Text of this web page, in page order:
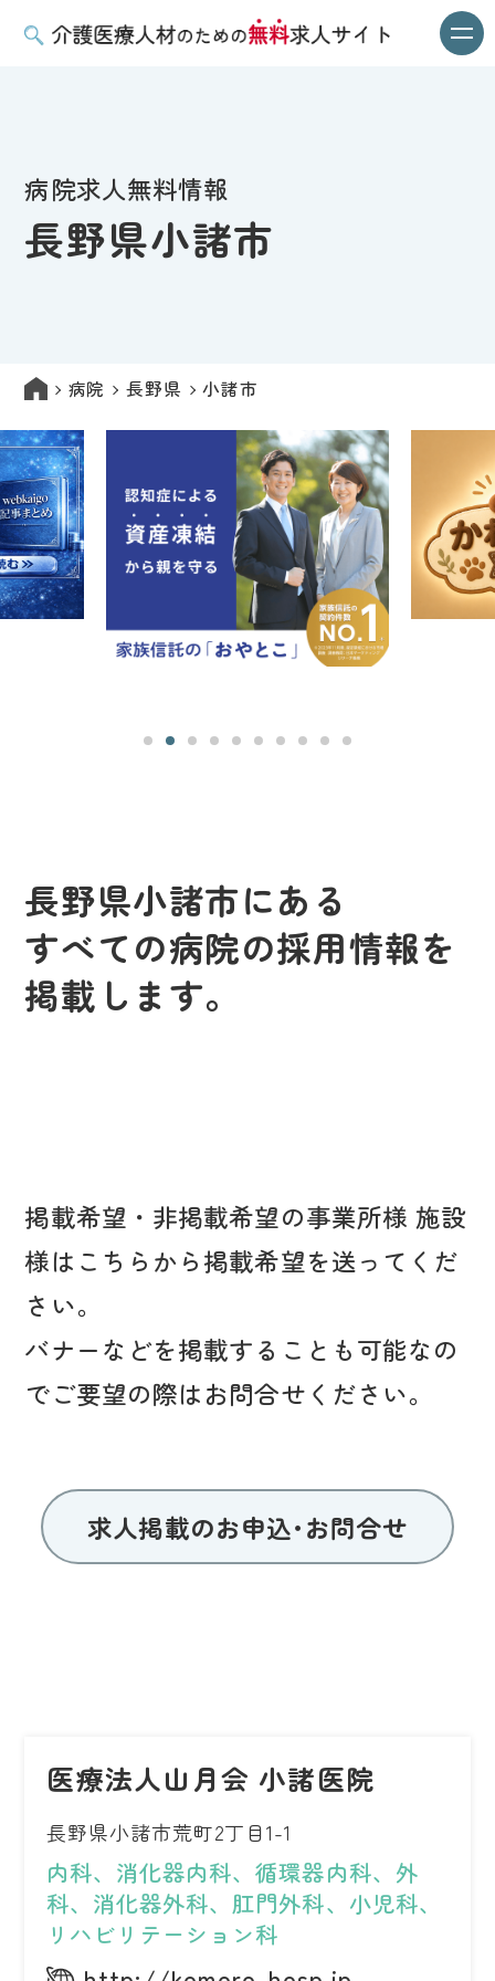
病院求人無料情報
長野県小諸市
病院 長野県 小諸市
長野県小諸市にある
すべての病院の採用情報を
掲載します。
掲載希望・非掲載希望の事業所様 施設
様はこちらから掲載希望を送ってくだ
さい。
バナーなどを掲載することも可能なの
でご要望の際はお問合せください。
求人掲載のお申込･お問合せ
医療法人山月会 小諸医院
長野県小諸市荒町2丁目1-1
内科、消化器内科、循環器内科、外
科、消化器外科、肛門外科、小児科、
リハビリテーション科